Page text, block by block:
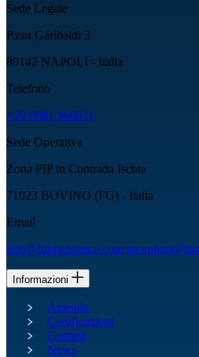
Sede Legale
P.zza Garibaldi 3
80142 NAPOLI - Italia
Telefono
+39 0881 966611
Sede Operativa
Zona PIP in Contrada Ischia
71023 BOVINO (FG) - Italia
Email
info@lubrichimica.com
Informazioni
Azienda
Certificazioni
Contatti
News